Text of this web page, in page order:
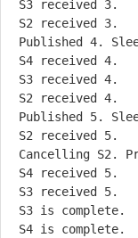
S3 received 3.
S2 received 3.
Published 4.
S4 received 4.
S3 received 4.
S2 received 4.
Published 5.
S2 received 5.
Cancelling S2.
S4 received 5.
S3 received 5.
S3 is complete.